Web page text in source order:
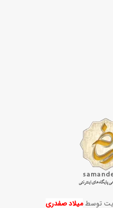
توسطمیلاد صفدری